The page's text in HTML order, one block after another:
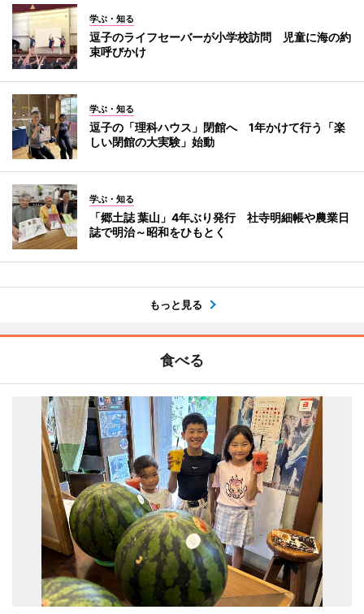
学ぶ・知る
逗子のライフセーバーが小学校訪問 児童に海の約
束呼びかけ
学ぶ・知る
逗子の「理科ハウス」閉館へ 1年かけて行う「楽
しい閉館の大実験」始動
学ぶ・知る
「郷土誌 葉山」4年ぶり発行 社寺明細帳や農業日
誌で明治～昭和をひもとく
もっと見る
食べる